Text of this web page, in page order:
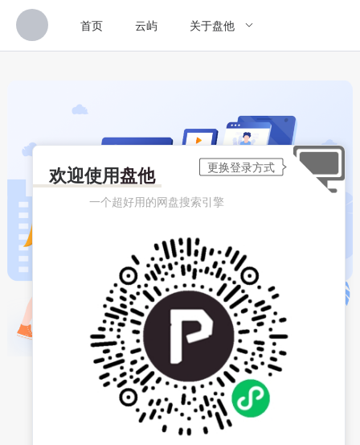
首页 云屿 关于盘他
欢迎使用盘他
一个超好用的网盘搜索引擎